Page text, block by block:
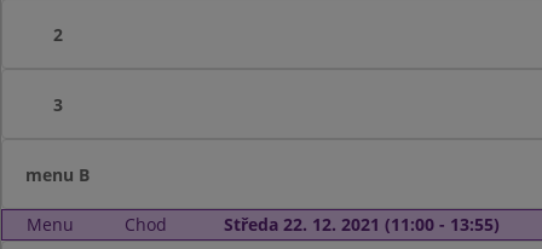
2
3
menu B
Menu Chod Středa 22. 12. 2021 (11:00 - 13:55)